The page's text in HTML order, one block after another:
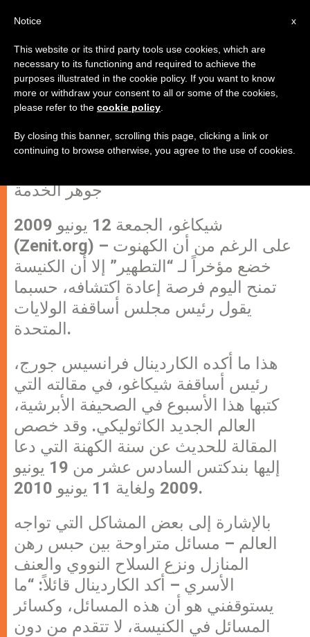
فرصة أمام الكنيسة لإعادة اكتشاف
الكهنوت
جوهر الخدمة
شيكاغو، الجمعة 12 يونيو 2009
(Zenit.org) – على الرغم من أن الكهنوت
خضع مؤخراً لـ “التطهير” إلا أن الكنيسة
تمنح اليوم فرصة إعادة اكتشافه، حسبما
يقول رئيس مجلس أساقفة الولايات
المتحدة.
هذا ما أكده الكاردينال فرانسيس جورج،
رئيس أساقفة شيكاغو، في مقالته التي
كتبها هذا الأسبوع في الصحيفة الأبرشية،
العالم الجديد الكاثوليكي. وقد خصص
المقالة للحديث عن سنة الكهنة التي دعا
إليها بندكتس السادس عشر من 19 يونيو
2009 ولغاية 11 يونيو 2010.
بالإشارة إلى بعض المشاكل التي تواجه
العالم – مسائل متراوحة بين حبس رهن
المنازل ونزع السلاح النووي والعنف
الأسري – أكد الكاردينال قائلاً: “ما
يستوقفني هو أن هذه المسائل، وكسائر
المسائل في الكنيسة، لا تتقدم من دون
x
Notice
This website or its third party tools use cookies, which are
necessary to its functioning and required to achieve the
purposes illustrated in the cookie policy. If you want to know
more or withdraw your consent to all or some of the cookies,
please refer to the cookie policy
By closing this banner, scrolling this page, clicking a link or
continuing to browse otherwise, you agree to the use of cookies.